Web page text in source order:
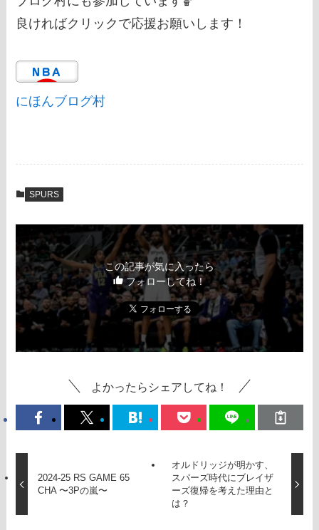
良ければクリックで応援お願いします！
にほんブログ村
SPURS
この記事が気に入ったら
フォローしてね！
よかったらシェアしてね！
2024-25 RS GAME 65
CHA 〜3Pの嵐〜
オルドリッジが明かす、
スパーズ時代にブレイザ
ーズ復帰を考えた理由と
は？